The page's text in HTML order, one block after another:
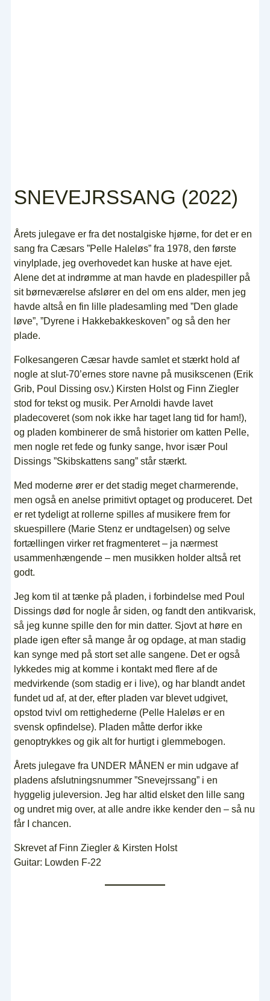
SNEVEJRSSANG (2022)
Årets julegave er fra det nostalgiske hjørne, for det er en
sang fra Cæsars ”Pelle Haleløs” fra 1978, den første
vinylplade, jeg overhovedet kan huske at have ejet.
Alene det at indrømme at man havde en pladespiller på
sit børneværelse afslører en del om ens alder, men jeg
havde altså en fin lille pladesamling med ”Den glade
løve”, ”Dyrene i Hakkebakkeskoven” og så den her
plade.
Folkesangeren Cæsar havde samlet et stærkt hold af
nogle at slut-70’ernes store navne på musikscenen (Erik
Grib, Poul Dissing osv.) Kirsten Holst og Finn Ziegler
stod for tekst og musik. Per Arnoldi havde lavet
pladecoveret (som nok ikke har taget lang tid for ham!),
og pladen kombinerer de små historier om katten Pelle,
men nogle ret fede og funky sange, hvor især Poul
Dissings ”Skibskattens sang” står stærkt.
Med moderne ører er det stadig meget charmerende,
men også en anelse primitivt optaget og produceret. Det
er ret tydeligt at rollerne spilles af musikere frem for
skuespillere (Marie Stenz er undtagelsen) og selve
fortællingen virker ret fragmenteret – ja nærmest
usammenhængende – men musikken holder altså ret
godt.
Jeg kom til at tænke på pladen, i forbindelse med Poul
Dissings død for nogle år siden, og fandt den antikvarisk,
så jeg kunne spille den for min datter. Sjovt at høre en
plade igen efter så mange år og opdage, at man stadig
kan synge med på stort set alle sangene. Det er også
lykkedes mig at komme i kontakt med flere af de
medvirkende (som stadig er i live), og har blandt andet
fundet ud af, at der, efter pladen var blevet udgivet,
opstod tvivl om rettighederne (Pelle Haleløs er en
svensk opfindelse). Pladen måtte derfor ikke
genoptrykkes og gik alt for hurtigt i glemmebogen.
Årets julegave fra UNDER MÅNEN er min udgave af
pladens afslutningsnummer ”Snevejrssang” i en
hyggelig juleversion. Jeg har altid elsket den lille sang
og undret mig over, at alle andre ikke kender den – så nu
får I chancen.
Skrevet af Finn Ziegler & Kirsten Holst
Guitar: Lowden F-22